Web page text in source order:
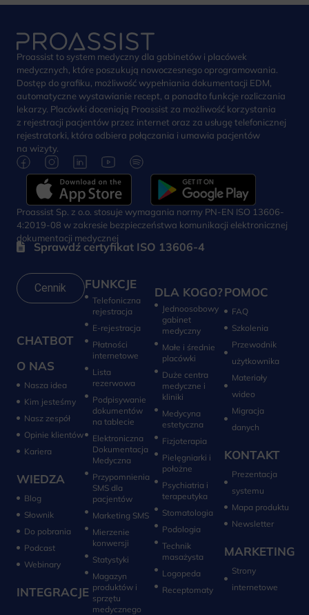
Proassist to system medyczny dla gabinetów i placówek
medycznych, które poszukują nowoczesnego oprogramowania.
Dostęp do grafiku, możliwość wypełniania dokumentacji EDM,
automatyczne wystawianie recept, a ponadto funkcje rozliczania
lekarzy. Placówki doceniają Proassist za możliwość korzystania
z rejestracji pacjentów przez internet oraz za usługę telefonicznej
rejestratorki, która odbiera połączania i umawia pacjentów
na wizyty.
Proassist Sp. z o.o. stosuje wymagania normy PN-EN ISO 13606-
4:2019-08 w zakresie bezpieczeństwa komunikacji elektronicznej
dokumentacji medycznej
Sprawdź certyfikat ISO 13606-4
Cennik
CHATBOT
O NAS
Nasza idea
Kim jesteśmy
Nasz zespół
Opinie klientów
Kariera
WIEDZA
Blog
Słownik
Do pobrania
Podcast
Webinary
INTEGRACJE
FUNKCJE
Telefoniczna
rejestracja
E-rejestracja
Płatności
internetowe
Lista
rezerwowa
Podpisywanie
dokumentów
na tablecie
Elektroniczna
Dokumentacja
Medyczna
Przypomnienia
SMS dla
pacjentów
Marketing SMS
Mierzenie
konwersji‎
Statystyki
Magazyn
produktów i
sprzętu
medycznego
DLA KOGO?
Jednoosobowy
gabinet
medyczny
Małe i średnie
placówki
Duże centra
medyczne i
kliniki
Medycyna
estetyczna
Fizjoterapia
Pielęgniarki i
położne
Psychiatria i
terapeutyka
Stomatologia
Technik
masażysta
Logopeda
POMOC
FAQ
Szkolenia
Przewodnik
użytkownika
Materiały
wideo
Migracja
danych
KONTAKT
Prezentacja
systemu
Mapa produktu
Newsletter
MARKETING
Strony
internetowe